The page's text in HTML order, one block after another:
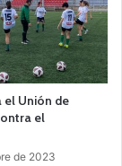
el Unión de
el
de 2023